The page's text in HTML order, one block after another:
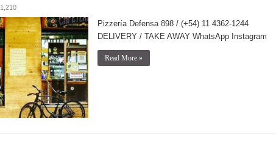
1,210
Pizzería Defensa 898 / (+54) 11 4362-1244
DELIVERY / TAKE AWAY WhatsApp Instagram
Read More »